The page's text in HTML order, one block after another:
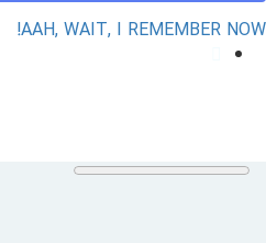
AAH, WAIT, I REMEMBER NOW!